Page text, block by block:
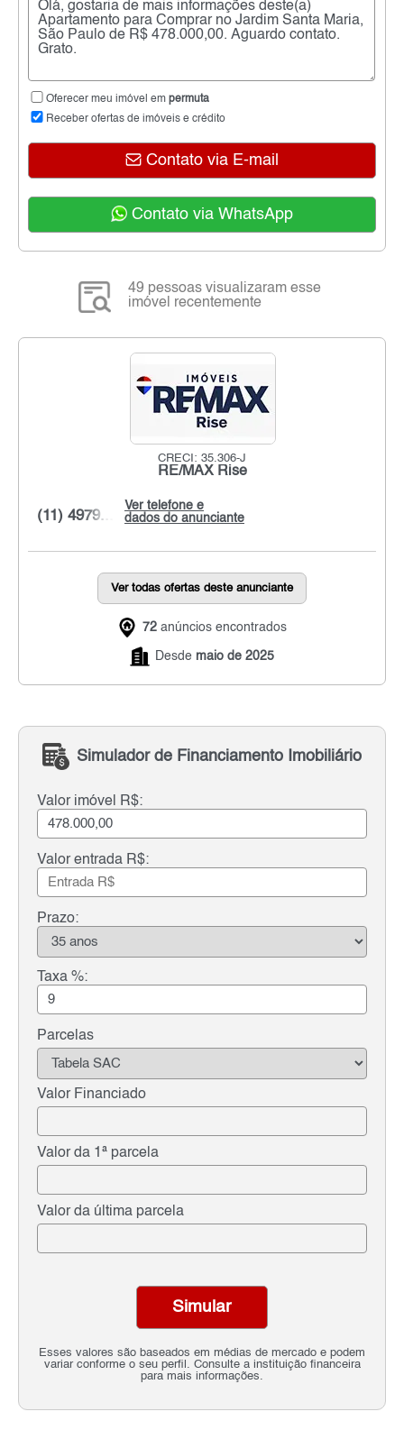
Oferecer meu imóvel em permuta
Receber ofertas de imóveis e crédito
Contato via E-mail
Contato via WhatsApp
49 pessoas visualizaram esse
imóvel recentemente
CRECI: 35.306-J
RE/MAX Rise
Ver telefone e
dados do anunciante
(11) 4979...
Ver todas ofertas deste anunciante
72 anúncios encontrados
Desde maio de 2025
Simulador de Financiamento Imobiliário
Valor imóvel R$:
Valor entrada R$:
Prazo:
Taxa %:
Parcelas
Valor Financiado
Valor da 1ª parcela
Valor da última parcela
Esses valores são baseados em médias de mercado e podem
variar conforme o seu perfil. Consulte a instituição financeira
para mais informações.
Simular